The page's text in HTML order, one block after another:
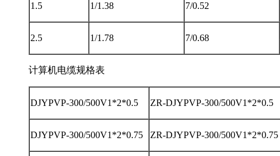
1.5 1/1.38 7/0.52
2.5 1/1.78 7/0.68
计算机电缆规格表
DJYPVP-300/500V1*2*0.5 ZR-DJYPVP-300/500V1*2*0.5
DJYPVP-300/500V1*2*0.75 ZR-DJYPVP-300/500V1*2*0.75